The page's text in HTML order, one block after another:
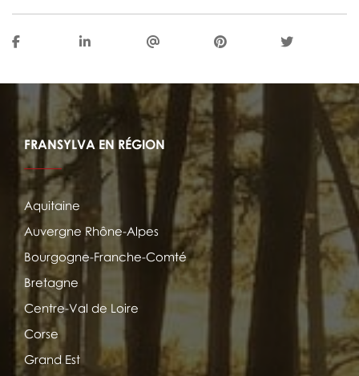
FRANSYLVA EN RÉGION
Aquitaine
Auvergne Rhône-Alpes
Bourgogne-Franche-Comté
Bretagne
Centre-Val de Loire
Corse
Grand Est